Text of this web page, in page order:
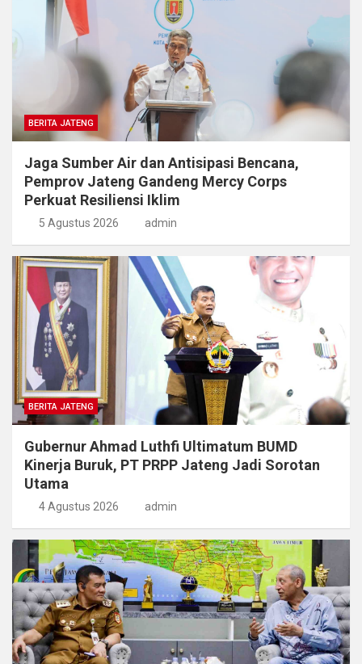
BERITA JATENG
Jaga Sumber Air dan Antisipasi Bencana,
Pemprov Jateng Gandeng Mercy Corps
Perkuat Resiliensi Iklim
5 Agustus 2026 admin
BERITA JATENG
Gubernur Ahmad Luthfi Ultimatum BUMD
Kinerja Buruk, PT PRPP Jateng Jadi Sorotan
Utama
4 Agustus 2026 admin